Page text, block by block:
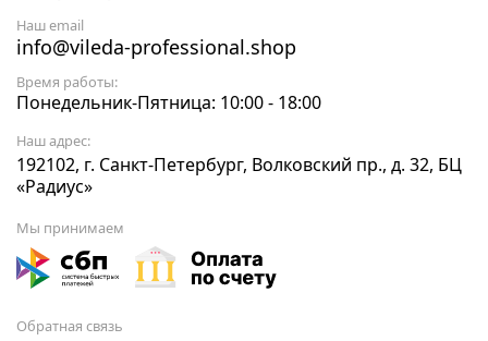
Наш email
info@vileda-professional.shop
Время работы:
Понедельник-Пятница: 10:00 - 18:00
Наш адрес:
192102, г. Санкт-Петербург, Волковский пр., д. 32, БЦ
«Радиус»
Мы принимаем
Обратная связь